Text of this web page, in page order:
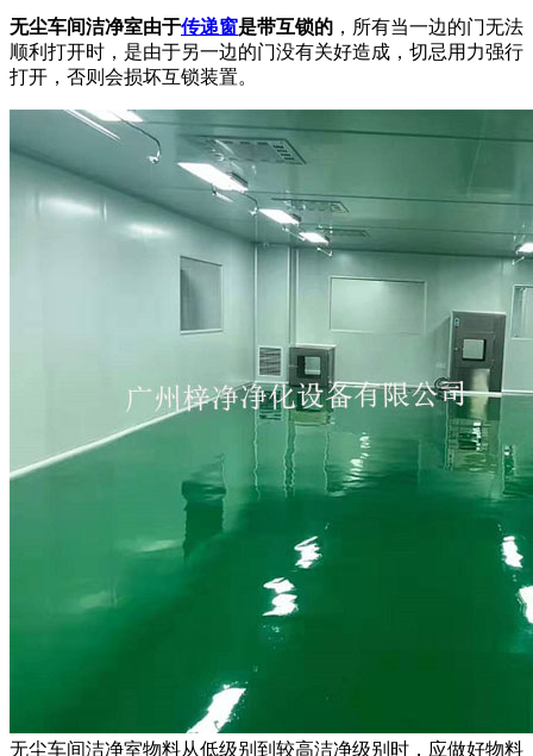
无尘车间洁净室由于传递窗是带互锁的 ，所有当一边的门无法
顺利打开时，是由于另一边的门没有关好造成，切忌用力强行
打开，否则会损坏互锁装置。
无尘车间洁净室物料从低级别到较高洁净级别时，应做好物料